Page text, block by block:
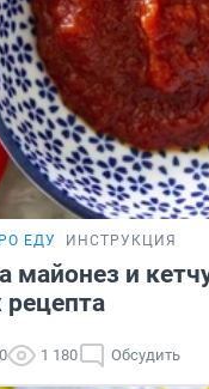
ЕДУ ИНСТРУКЦИЯ
майонез и
1 180 Обсудить